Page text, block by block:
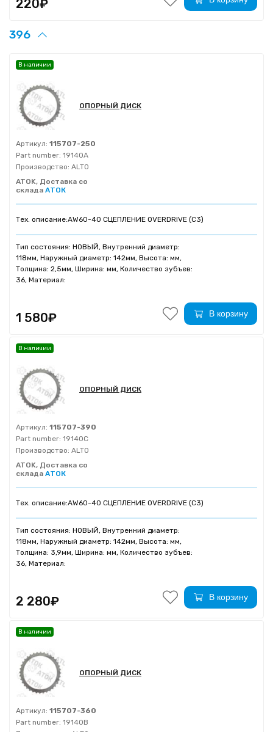
220₽
396
ОПОРНЫЙ ДИСК
Артикул: 115707-250
Part number: 19140A
Производство: ALTO
ATOK, Доставка со
склада АТОК
Тех. описание:AW60-40 СЦЕПЛЕНИЕ OVERDRIVE (C3)
Тип состояния: НОВЫЙ, Внутренний диаметр:
118мм, Наружный диаметр: 142мм, Высота: мм,
Толщина: 2,5мм, Ширина: мм, Количество зубъев:
36, Материал:
В наличии
1 580₽ В корзину
ОПОРНЫЙ ДИСК
Артикул: 115707-390
Part number: 19140C
Производство: ALTO
ATOK, Доставка со
склада АТОК
Тех. описание:AW60-40 СЦЕПЛЕНИЕ OVERDRIVE (C3)
Тип состояния: НОВЫЙ, Внутренний диаметр:
118мм, Наружный диаметр: 142мм, Высота: мм,
Толщина: 3,9мм, Ширина: мм, Количество зубъев:
36, Материал:
В наличии
2 280₽ В корзину
ОПОРНЫЙ ДИСК
Артикул: 115707-360
Part number: 19140B
В наличии